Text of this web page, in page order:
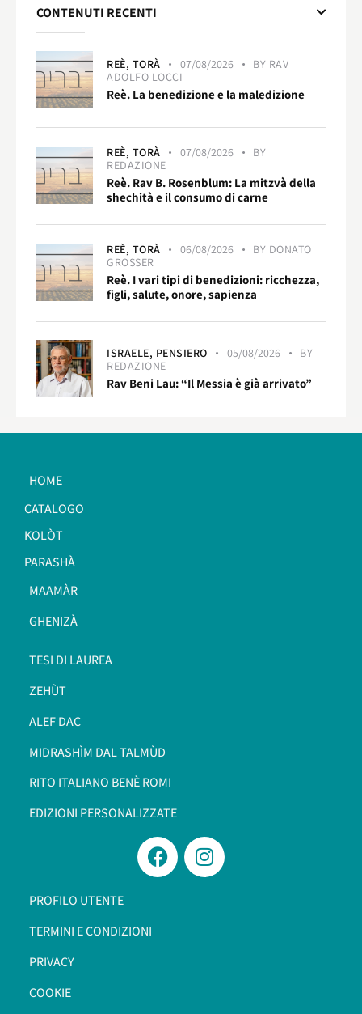
CONTENUTI RECENTI
REÈ, TORÀ 07/08/2026 BY RAV
ADOLFO LOCCI
Reè. La benedizione e la maledizione
REÈ, TORÀ 07/08/2026
BY
REDAZIONE
Reè. Rav B. Rosenblum: La mitzvà della
shechità e il consumo di carne
REÈ, TORÀ 06/08/2026 BY DONATO
GROSSER
Reè. I vari tipi di benedizioni: ricchezza,
figli, salute, onore, sapienza
ISRAELE, PENSIERO 05/08/2026
BY
REDAZIONE
Rav Beni Lau: “Il Messia è già arrivato”
HOME
CATALOGO
KOLÒT
PARASHÀ
MAAMÀR
GHENIZÀ
TESI DI LAUREA
ZEHÙT
ALEF DAC
MIDRASHÌM DAL TALMÙD
RITO ITALIANO BENÈ ROMI​
EDIZIONI PERSONALIZZATE
PROFILO UTENTE
TERMINI E CONDIZIONI
PRIVACY
COOKIE